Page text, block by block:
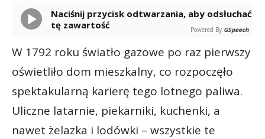
Naciśnij przycisk odtwarzania, aby odsłuchać
tę zawartość
Powered By GSpeech
W 1792 roku światło gazowe po raz pierwszy
oświetliło dom mieszkalny, co rozpoczęło
spektakularną karierę tego lotnego paliwa.
Uliczne latarnie, piekarniki, kuchenki, a
nawet żelazka i lodówki – wszystkie te